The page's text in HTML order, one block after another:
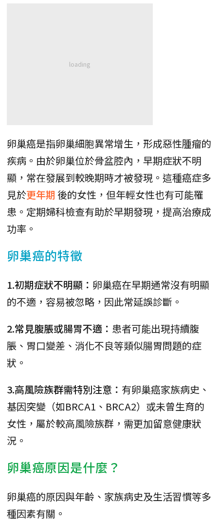
卵巢癌是指卵巢細胞異常增生，形成惡性腫瘤的
疾病。由於卵巢位於骨盆腔內，早期症狀不明
顯，常在發展到較晚期時才被發現。這種癌症多
見於更年期 後的女性，但年輕女性也有可能罹
患。定期婦科檢查有助於早期發現，提高治療成
功率。
卵巢癌的特徵
1.初期症狀不明顯： 卵巢癌在早期通常沒有明顯
的不適，容易被忽略，因此常延誤診斷。
2.常見腹脹或腸胃不適： 患者可能出現持續腹
脹、胃口變差、消化不良等類似腸胃問題的症
狀。
3.高風險族群需特別注意： 有卵巢癌家族病史、
基因突變（如BRCA1、BRCA2）或未曾生育的
女性，屬於較高風險族群，需更加留意健康狀
況。
卵巢癌原因是什麼？
卵巢癌的原因與年齡、家族病史及生活習慣等多
種因素有關。